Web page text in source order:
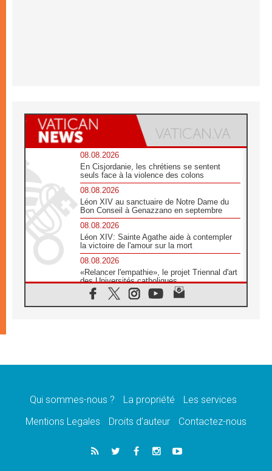
08.08.2026
En Cisjordanie, les chrétiens se sentent
seuls face à la violence des colons
08.08.2026
Léon XIV au sanctuaire de Notre Dame du
Bon Conseil à Genazzano en septembre
08.08.2026
Léon XIV: Sainte Agathe aide à contempler
la victoire de l'amour sur la mort
08.08.2026
«Relancer l'empathie», le projet Triennal d'art
des Universités catholiques
08.08.2026
Signis 2026, donner la parole aux religieuses
07.08.2026
07.08.2026
de l'Assomption et mémoire nationale
«La paix commence par l'empathie» estime
le cardinal Parolin
Qui sommes-nous ? La propriété
Les services
Mentions Legales
Droits d’auteur Contactez-nous